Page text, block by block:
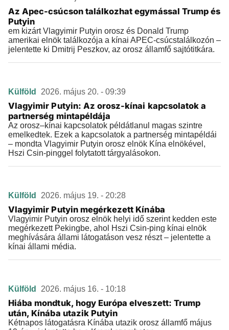
Az Apec-csúcson találkozhat egymással Trump és
Putyin
em kizárt Vlagyimir Putyin orosz és Donald Trump
amerikai elnök találkozója a kínai APEC-csúcstalálkozón –
jelentette ki Dmitrij Peszkov, az orosz államfő sajtótitkára.
Külföld 2026. május 20. - 09:39
Vlagyimir Putyin: Az orosz-kínai kapcsolatok a
partnerség mintapéldája
Az orosz–kínai kapcsolatok példátlanul magas szintre
emelkedtek. Ezek a kapcsolatok a partnerség mintapéldái
– mondta Vlagyimir Putyin orosz elnök Kína elnökével,
Hszi Csin-pinggel folytatott tárgyalásokon.
Külföld 2026. május 19. - 20:28
Vlagyimir Putyin megérkezett Kínába
Vlagyimir Putyin orosz elnök helyi idő szerint kedden este
megérkezett Pekingbe, ahol Hszi Csin-ping kínai elnök
meghívására állami látogatáson vesz részt – jelentette a
kínai állami média.
Külföld 2026. május 16. - 10:18
Hiába mondtuk, hogy Európa elveszett: Trump
után, Kínába utazik Putyin
Kétnapos látogatásra Kínába utazik orosz államfő május